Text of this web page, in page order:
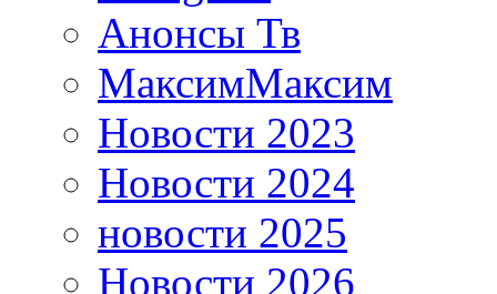
Анонсы Тв
МаксимМаксим
Новости 2023
Новости 2024
новости 2025
Новости 2026